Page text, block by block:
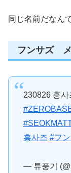
同じ名前だなん
フンサズ
230826 흥
흥사즈 #フ
— 튜풍기